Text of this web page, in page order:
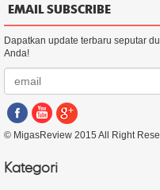
EMAIL SUBSCRIBE
Dapatkan update terbaru seputar
Anda!
© MigasReview 2015 All Right
Kategori